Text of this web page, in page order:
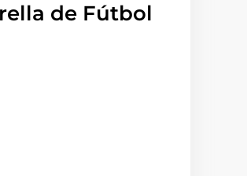
de Fútbol